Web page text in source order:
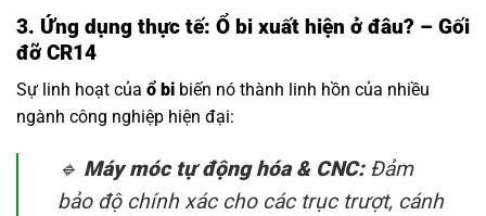
3. Ứng dụng thực tế: Ổ bi xuất hiện ở đâu? – Gối
đỡ CR14
Sự linh hoạt của ổ bi biến nó thành linh hồn của nhiều
ngành công nghiệp hiện đại:
🔹 Máy móc tự động hóa & CNC:Đảm
bảo độ chính xác cho các trục trượt, cánh